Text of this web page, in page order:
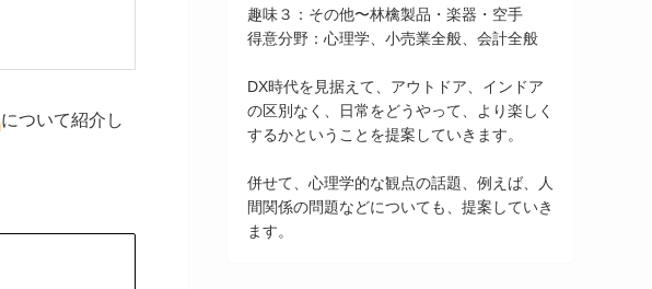
について紹介し
趣味３：その他〜林檎製品・楽器・空手
得意分野：心理学、小売業全般、会計全般
DX時代を見据えて、アウトドア、インドア
の区別なく、日常をどうやって、より楽しく
するかということを提案していきます。
併せて、心理学的な観点の話題、例えば、人
間関係の問題などについても、提案していき
ます。